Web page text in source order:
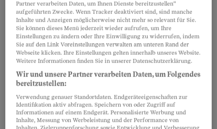
demLetzten Willen der Erblasserin zum
Durchbruch zu verhelfen.Dazu hat er nach
deren Tod die Erbschaft zu verwalten, die
testamentarischen Anordnungen umzusetzen
und dieErbteilung vorzubereiten.
Partnerinhalte
Partner verarbeiten Daten, um Ihnen Dienste bereitzustellen“
aufgeführten Zwecke. Wenn Tracker deaktiviert sind, sind manche
Inhalte und Anzeigen möglicherweise nicht mehr so relevant für Sie.
Sie können dieses Menü jederzeit wieder aufrufen, um Ihre
Einstellungen zu ändern oder Ihre Einwilligung zu widerrufen, indem
Sie auf den Link Voreinstellungen verwalten am unteren Rand der
Webseite klicken. Ihre Einstellungen gelten innerhalb unseres Website.
Weitere Informationen finden Sie in unserer Datenschutzerklärung.
Wir und unsere Partner verarbeiten Daten, um Folgendes
bereitzustellen:
Verwendung genauer Standortdaten. Endgeräteeigenschaften zur
Identifikation aktiv abfragen. Speichern von oder Zugriff auf
Informationen auf einem Endgerät. Personalisierte Werbung und
Inhalte, Messung von Werbeleistung und der Performance von